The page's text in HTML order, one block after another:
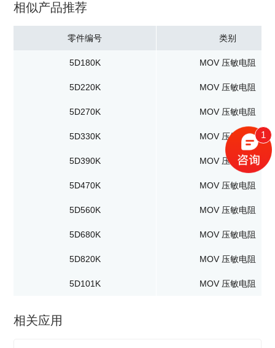
相似产品推荐
零件编号 类别
5D180K MOV 压敏电阻
5D220K MOV 压敏电阻
5D270K MOV 压敏电阻
5D330K MOV 压敏电阻
5D390K MOV 压敏电阻
5D470K MOV 压敏电阻
5D560K MOV 压敏电阻
5D680K MOV 压敏电阻
5D820K MOV 压敏电阻
5D101K MOV 压敏电阻
相关应用
1